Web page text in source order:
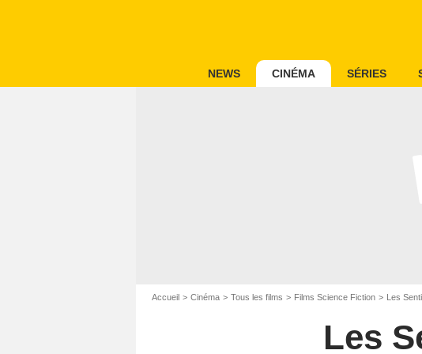
NEWS CINÉMA SÉRIES
Accueil Cinéma Tous les films Films Science Fiction Les
Les